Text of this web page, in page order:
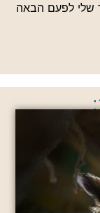
שלי לפעם הבאה